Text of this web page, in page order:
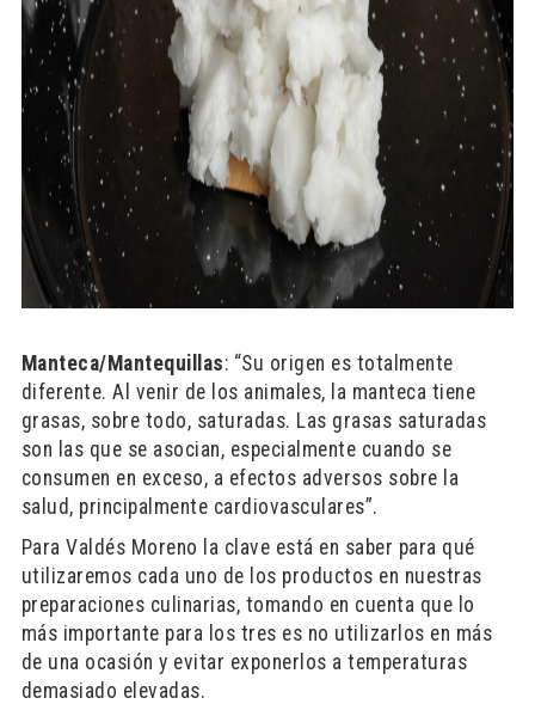
Manteca/Mantequillas: “Su origen es totalmente
diferente. Al venir de los animales, la manteca tiene
grasas, sobre todo, saturadas. Las grasas saturadas
son las que se asocian, especialmente cuando se
consumen en exceso, a efectos adversos sobre la
salud, principalmente cardiovasculares”.
Para Valdés Moreno la clave está en saber para qué
utilizaremos cada uno de los productos en nuestras
preparaciones culinarias, tomando en cuenta que lo
más importante para los tres es no utilizarlos en más
de una ocasión y evitar exponerlos a temperaturas
demasiado elevadas.